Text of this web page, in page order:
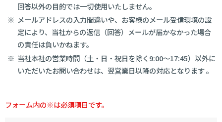
回答以外の目的では一切使用いたしません。
メールアドレスの入力間違いや、お客様のメール受信環境の設
定により、当社からの返信（回答）メールが届かなかった場合
の責任は負いかねます。
当社本社の営業時間（土・日・祝日を除く9:00～17:45）以外に
いただいたお問い合わせは、翌営業日以降の対応となります 。
フォーム内の※は必須項目です。